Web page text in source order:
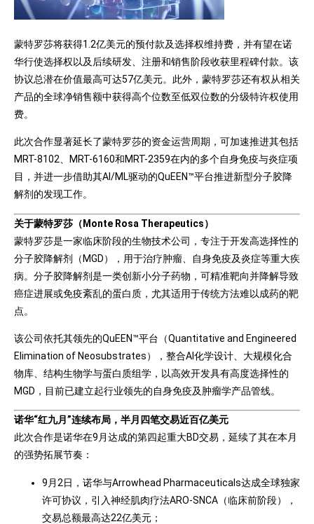
蒙特罗莎将获得1.2亿美元的预付款及选择权维持费，并有望在诺
华行使选择权以及后续研发、注册和销售阶段收获里程碑付款。该
协议总潜在价值最高可达57亿美元。此外，蒙特罗莎还有权从相关
产品的全球净销售额中获得高个位数至低双位数的分级特许权使用
费。
此次合作显著延长了蒙特罗莎的资金运营周期，可加速推进其包括
MRT-8102、MRT-6160和MRT-2359在内的多个自身免疫与炎症项
目，并进一步借助其AI/ML驱动的QuEEN™平台推进新型分子胶降
解剂的发现工作。
关于蒙特罗莎（Monte Rosa Therapeutics）
蒙特罗莎是一家临床阶段的生物技术公司，专注于开发高选择性的
分子胶降解剂（MGD），用于治疗肿瘤、自身免疫及炎症等重大疾
病。分子胶降解剂是一类创新小分子药物，可精准靶向并降解导致
癌症进展或免疫紊乱的蛋白质，尤其适用于传统方法难以成药的靶
点。
该公司依托其领先的QuEEN™平台（Quantitative and Engineered
Elimination of Neosubstrates），整合AI化学设计、大规模化合
物库、结构生物学与蛋白质组学，以高效开发具有高度选择性的
MGD，目前已建立起行业领先的自身免疫及肿瘤学产品管线。
诺华“红九月”连续布局，半月四笔交易近百亿美元
此次合作是诺华在9月达成的第四起重大BD交易，延续了其在本月
的强势拓展节奏：
9月2日，诺华与Arrowhead Pharmaceuticals达成全球独家
许可协议，引入神经肌肉疗法ARO-SNCA（临床前阶段），
交易总额最高达22亿美元；